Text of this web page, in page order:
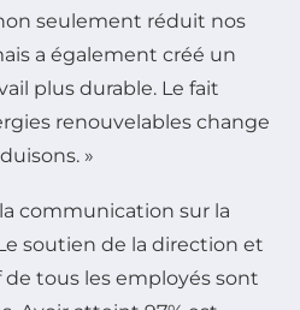
seulement réduit nos
a également créé un
plus durable. Le fait
renouvelables change
»
communication sur la
soutien de la direction et
tous les employés sont